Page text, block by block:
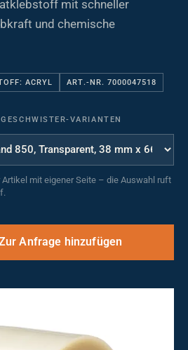
mit schneller
und chemische
ACRYL ART.-NR. 7000047518
VARIANTEN
mit eigener Seite – die Auswahl ruft